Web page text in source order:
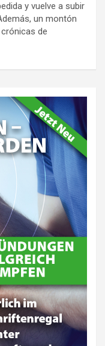
y vuelve a subir
un montón
de